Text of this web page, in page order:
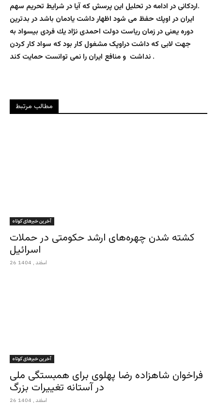
.اردكانى در ادامه در تحليل اين پرسش كه آيا در شرايط تحريم سهم
ايران در اوپك حفظ مى شود اظهار داشت يادمان باشد در بدترين
دوره يعنى در زمان رياست دولت احمدى نژاد يك فردى بيسواد به
جهت لابى كه داشت دراوپک مشغول کار بود که سواد کار کردن
نداشت و منافع ایران را نمی توانست حمایت کند .
مطالب مرتبط
آخرین خبرهای کوتاه
کشته شدن چهره‌های ارشد حکومتی در حملات
اسرائیل
26 اسفند , 1404
آخرین خبرهای کوتاه
فراخوان شاهزاده رضا پهلوی برای همبستگی ملی
در آستانه تغییرات بزرگ
26 اسفند , 1404